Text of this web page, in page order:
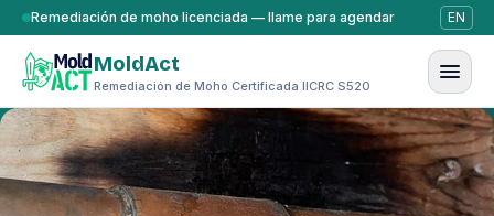
Saltar al contenido
Remediación de moho licenciada — llame para agendar EN
MoldAct
Remediación de Moho Certificada IICRC S520